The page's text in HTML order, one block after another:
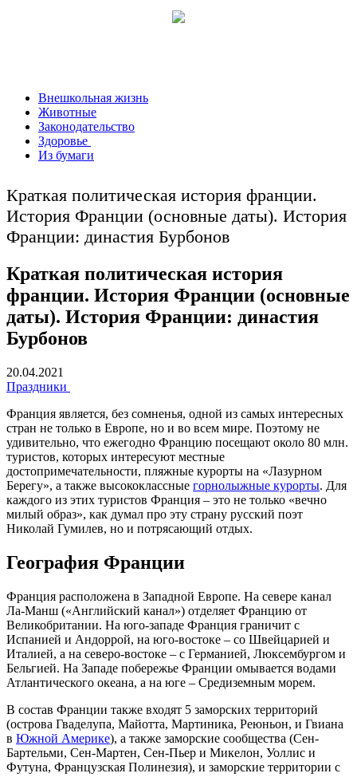
Внешкольная жизнь
Животные
Законодательство
Здоровье
Из бумаги
Краткая политическая история франции.
История Франции (основные даты). История
Франции: династия Бурбонов
Краткая политическая история
франции. История Франции (основные
даты). История Франции: династия
Бурбонов
20.04.2021
Праздники
Франция является, без сомненья, одной из самых интересных
стран не только в Европе, но и во всем мире. Поэтому не
удивительно, что ежегодно Францию посещают около 80 млн.
туристов, которых интересуют местные
достопримечательности, пляжные курорты на «Лазурном
Берегу», а также высококлассные горнолыжные курорты. Для
каждого из этих туристов Франция – это не только «вечно
милый образ», как думал про эту страну русский поэт
Николай Гумилев, но и потрясающий отдых.
География Франции
Франция расположена в Западной Европе. На севере канал
Ла-Манш («Английский канал») отделяет Францию от
Великобритании. На юго-западе Франция граничит с
Испанией и Андоррой, на юго-востоке – со Швейцарией и
Италией, а на северо-востоке – с Германией, Люксембургом и
Бельгией. На Западе побережье Франции омывается водами
Атлантического океана, а на юге – Средиземным морем.
В состав Франции также входят 5 заморских территорий
(острова Гваделупа, Майотта, Мартиника, Реюньон, и Гвиана
в Южной Америке), а также заморские сообщества (Сен-
Бартельми, Сен-Мартен, Сен-Пьер и Микелон, Уоллис и
Футуна, Французская Полинезия), и заморские территории с